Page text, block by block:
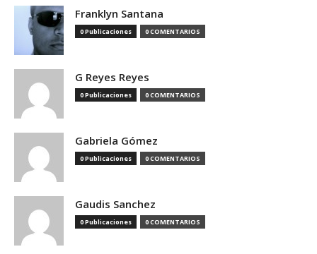
Franklyn Santana
0 Publicaciones 0 COMENTARIOS
G Reyes Reyes
0 Publicaciones 0 COMENTARIOS
Gabriela Gómez
0 Publicaciones 0 COMENTARIOS
Gaudis Sanchez
0 Publicaciones 0 COMENTARIOS